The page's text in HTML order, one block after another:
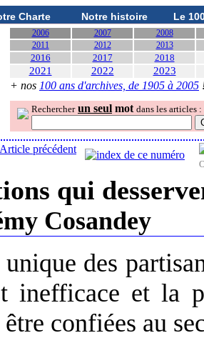
Charte Notre histoire Le
2006 2007
2008
2011
2012 2013
2016 2017 2018
2021 2022 2023
+ nos 100 ans d'archives, de 1905 à 2005
Rechercher un seul mot dans les articles :
qui
Cosandey
unique des
inefficace et la
confiées au